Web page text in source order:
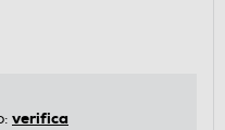
verifica